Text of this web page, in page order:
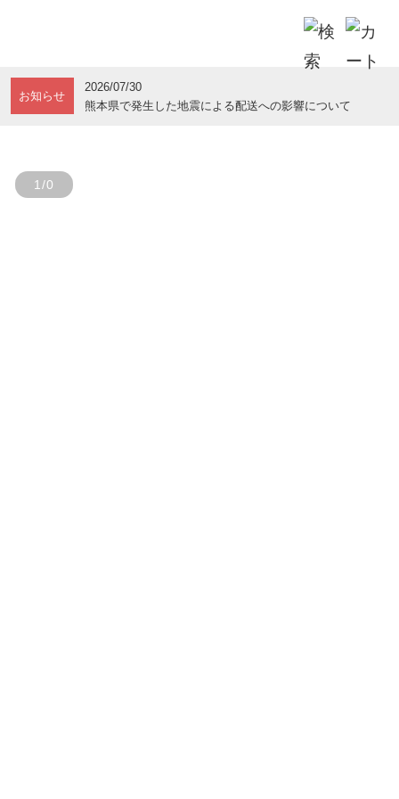
お知らせ
2026/07/30
熊本県で発生した地震による配送への影響について
1/0